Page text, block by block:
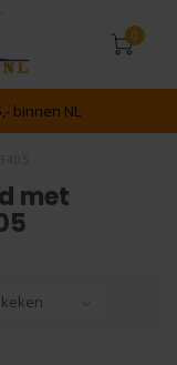
0
binnen NL
met